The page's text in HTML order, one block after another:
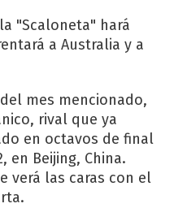
"Scaloneta" hará
a Australia y a
mes mencionado,
rival que ya
en octavos de final
en Beijing, China.
verá las caras con el